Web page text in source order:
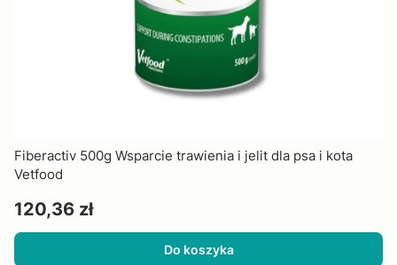
Fiberactiv 500g Wsparcie trawienia i jelit dla psa i kota
Vetfood
Cena
120,36 zł
Do koszyka